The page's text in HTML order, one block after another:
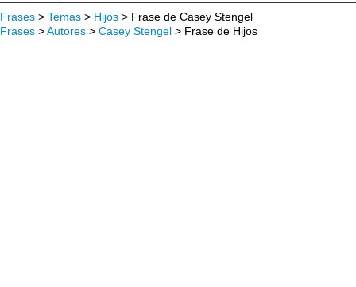
Frases > Temas > Hijos > Frase de Casey Stengel
Frases >Autores > Casey Stengel > Frase de Hijos